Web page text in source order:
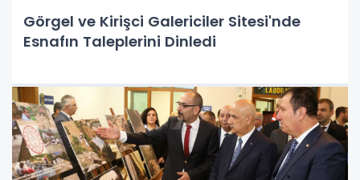
Görgel ve Kirişci Galericiler Sitesi'nde
Esnafın Taleplerini Dinledi